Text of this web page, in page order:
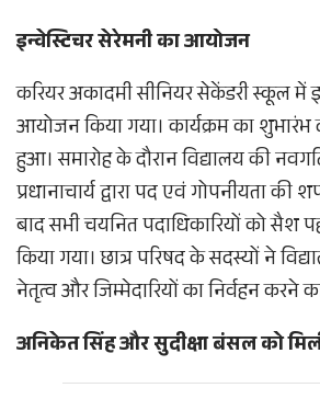
इन्वेस्टिचर सेरेमनी का आयोजन
करियर अकादमी सीनियर सेकेंडरी स्कूल में
आयोजन किया गया। कार्यक्रम का
हुआ। समारोह के दौरान विद्यालय की
प्रधानाचार्य द्वारा पद एवं गोपनीयता
बाद सभी चयनित पदाधिकारियों को सैश
किया गया। छात्र परिषद के सदस्यों ने
नेतृत्व और जिम्मेदारियों का निर्वहन करने
अनिकेत सिंह और सुदीक्षा बंसल को